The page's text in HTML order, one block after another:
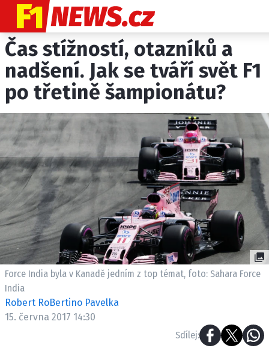
NOVINKY
GRAND PRIX
PADDOCK LINE
HISTORIE GP
PROFILY JEZDCŮ
PROFILY TÝMŮ
ROZHOVORY
OSTATNÍ
SLEDUJTE NÁS NA
ETICKÝ KODEX
INZERCE
OSOBNÍ ÚDAJE /
Čas stížností, otazníků a
nadšení. Jak se tváří svět F1
po třetině šampionátu?
Force India byla v Kanadě jedním z top témat, foto: Sahara Force
India
Robert RoBertino Pavelka
15. června 2017 14:30
Sdílej: